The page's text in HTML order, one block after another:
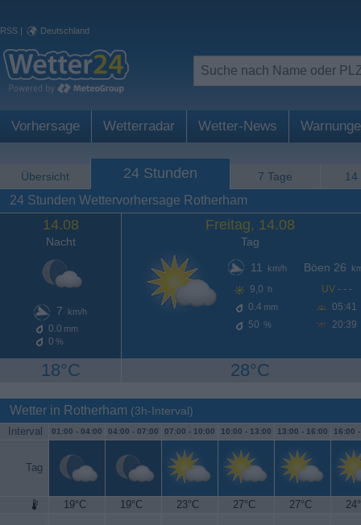
RSS | Deutschland
Vorhersage Wetterradar Wetter-News
Übersicht 24 Stunden 7 Tage 14
24 Stunden Wettervorhersage Rotherham
14.08
Nacht
7 km/h
0.0 mm
0 %
18°C
Freitag, 14.08
Tag
11
km/h
9,0 h
0.4 mm
50 %
Böen 26
UV - - -
05:41
20:39
28°C
Wetter in Rotherham (3h-Interval)
Interval 01:00 - 04:00 04:00 - 07:00 07:00 - 10:00 10:00 - 13:00 13:00 - 16:00 16:00
Tag
19°C 19°C 23°C 27°C 27°C
30°C